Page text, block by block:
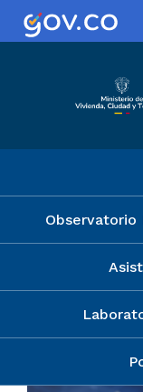
Main
Observatorio